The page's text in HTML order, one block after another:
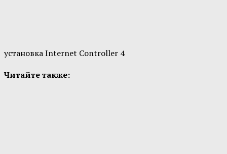
установка Internet Controller 4
Читайте также: